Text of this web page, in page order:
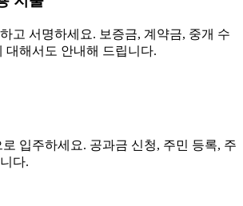
고 서명하세요. 보증금, 계약금, 중개 수
대해서도 안내해 드립니다.
입주하세요. 공과금 신청, 주민 등록, 주
다.